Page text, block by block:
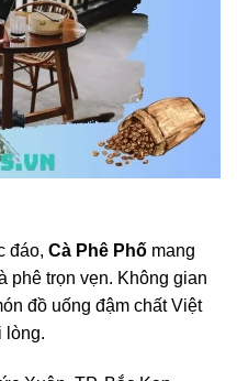
đáo, Cà Phê Phố mang
phê trọn vẹn. Không gian
đồ uống đậm chất Việt
lòng.